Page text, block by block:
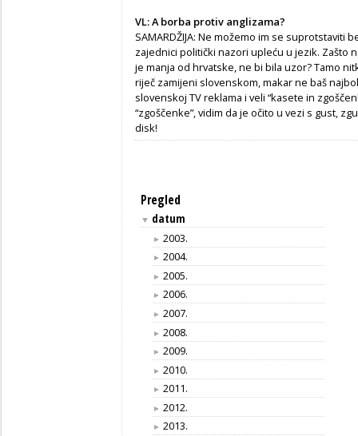
VL: A borba protiv anglizama?
SAMARDŽIJA: Ne možemo im se suprotstaviti
zajednici politički nazori upleću u jezik. Zašto
je manja od hrvatske, ne bi bila uzor? Tamo
riječ zamijeni slovenskom, makar ne baš
slovenskoj TV reklama i veli “kasete in
“zgoščenke”, vidim da je očito u vezi s gust,
disk!
Pregled
▼ datum
► 2003.
► 2004.
► 2005.
► 2006.
► 2007.
► 2008.
► 2009.
► 2010.
► 2011.
► 2012.
► 2013.